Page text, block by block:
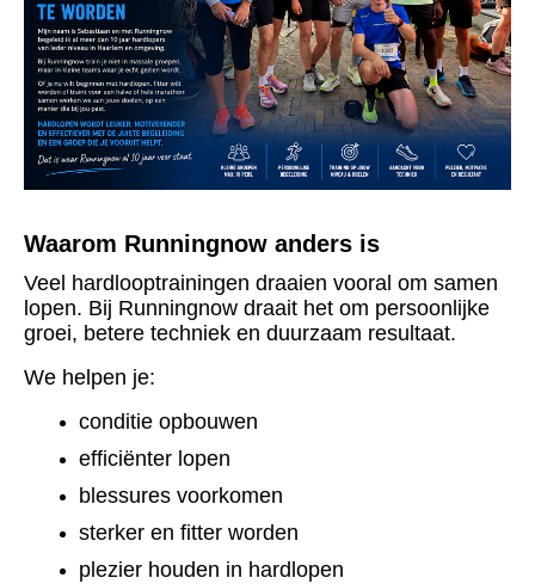
Waarom Runningnow anders is
Veel hardlooptrainingen draaien vooral om samen
lopen. Bij Runningnow draait het om persoonlijke
groei, betere techniek en duurzaam resultaat.
We helpen je:
conditie opbouwen
efficiënter lopen
blessures voorkomen
sterker en fitter worden
plezier houden in hardlopen